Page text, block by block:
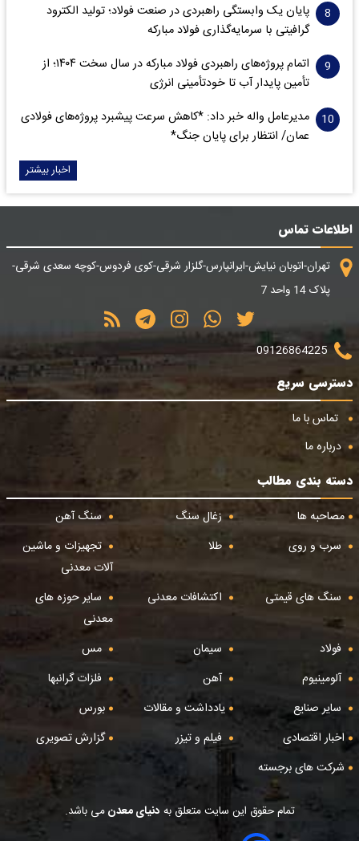
پایان یک وابستگی راهبردی در صنعت فولاد؛ تولید الکترود
گرافیتی با سرمایه‌گذاری فولاد مبارکه
اتمام پروژه‌های راهبردی فولاد مبارکه در سال سخت ۱۴۰۴؛ از
تأمین پایدار آب تا خودتأمینی انرژی
مدیرعامل واله خبر داد: *کاهش سرعت پیشبرد پروژه‌های فولادی
عمان/ انتظار برای پایان جنگ*
اخبار بیشتر
اطلاعات تماس
تهران-اتوبان نیایش-ایرانپارس-گلزار شرقی-کوی فردوس-کوچه سعدی شرقی-
پلاک 14 واحد 7
09126864225
دسترسی سریع
تماس با ما
درباره ما
دسته بندی مطالب
مصاحبه ها
زغال سنگ
سنگ آهن
سرب و روی
طلا
تجهیزات و ماشین
آلات معدنی
سنگ های قیمتی
اکتشافات معدنی
سایر حوزه های
معدنی
فولاد
سیمان
مس
آلومینیوم
آهن
فلزات گرانبها
سایر صنایع
یادداشت و مقالات
بورس
اخبار اقتصادی
فیلم و تیزر
گزارش تصویری
شرکت های برجسته
تمام حقوق این سایت متعلق به دنیای معدنمی باشد.